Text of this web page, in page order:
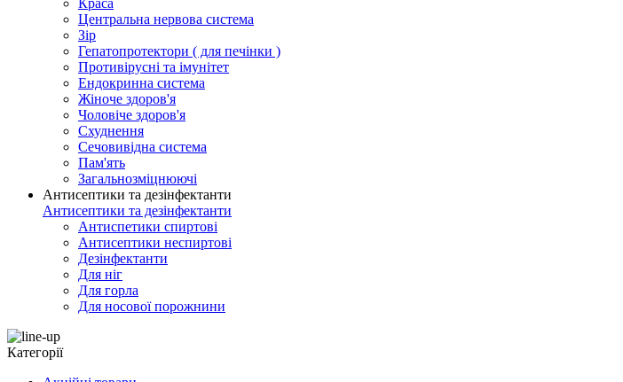
Краса
Центральна нервова система
Зір
Гепатопротектори ( для печінки )
Противірусні та імунітет
Ендокринна система
Жіноче здоров'я
Чоловіче здоров'я
Схуднення
Сечовивідна система
Пам'ять
Загальнозміцнюючі
Антисептики та дезінфектанти
Антисептики та дезінфектанти
Антиспетики спиртові
Антисептики неспиртові
Дезінфектанти
Для ніг
Для горла
Для носової порожнини
Категорії